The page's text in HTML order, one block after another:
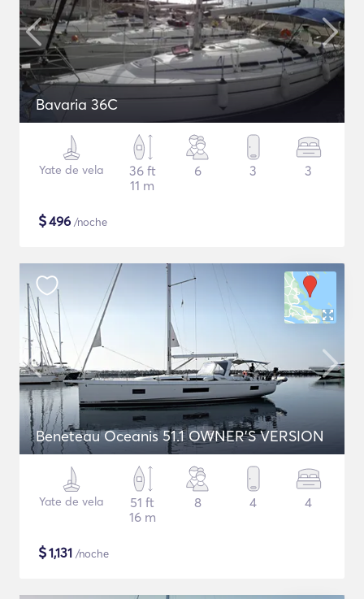
Bavaria 36C
Yate de vela
36 ft
11 m
6 3 3
$496 /noche
Beneteau Oceanis 51.1 OWNER'S VERSION
Yate de vela
51 ft
16 m
8 4 4
$1,131 /noche